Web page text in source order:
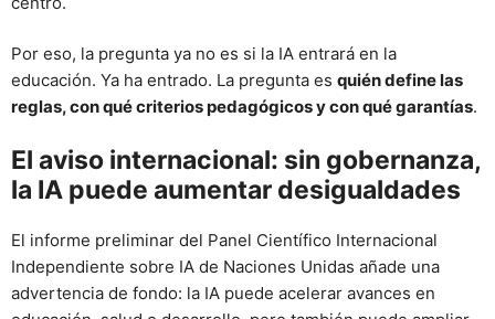
Por eso, la pregunta ya no es si la IA entrará en la
educación. Ya ha entrado. La pregunta es quién define las
reglas, con qué criterios pedagógicos y con qué garantías.
El aviso internacional: sin gobernanza,
la IA puede aumentar desigualdades
El informe preliminar del Panel Científico Internacional
Independiente sobre IA de Naciones Unidas añade una
advertencia de fondo: la IA puede acelerar avances en